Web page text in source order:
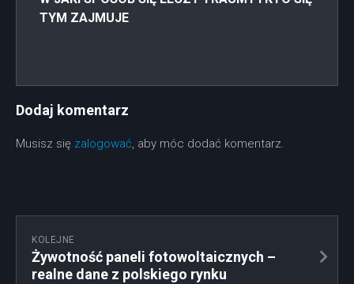
TYM ZAJMUJE
Dodaj komentarz
Musisz się zalogować, aby móc dodać komentarz.
KOLEJNE
Żywotność paneli fotowoltaicznych –
realne dane z polskiego rynku